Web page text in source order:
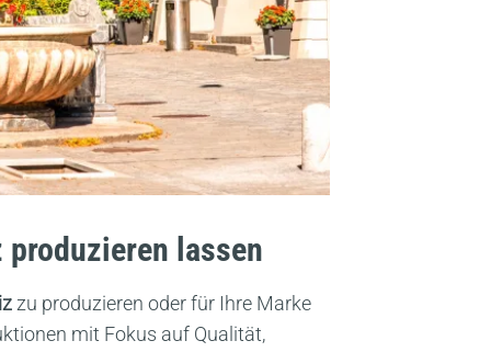
lassen
zu produzieren oder für Ihre Marke
mit Fokus auf Qualität,